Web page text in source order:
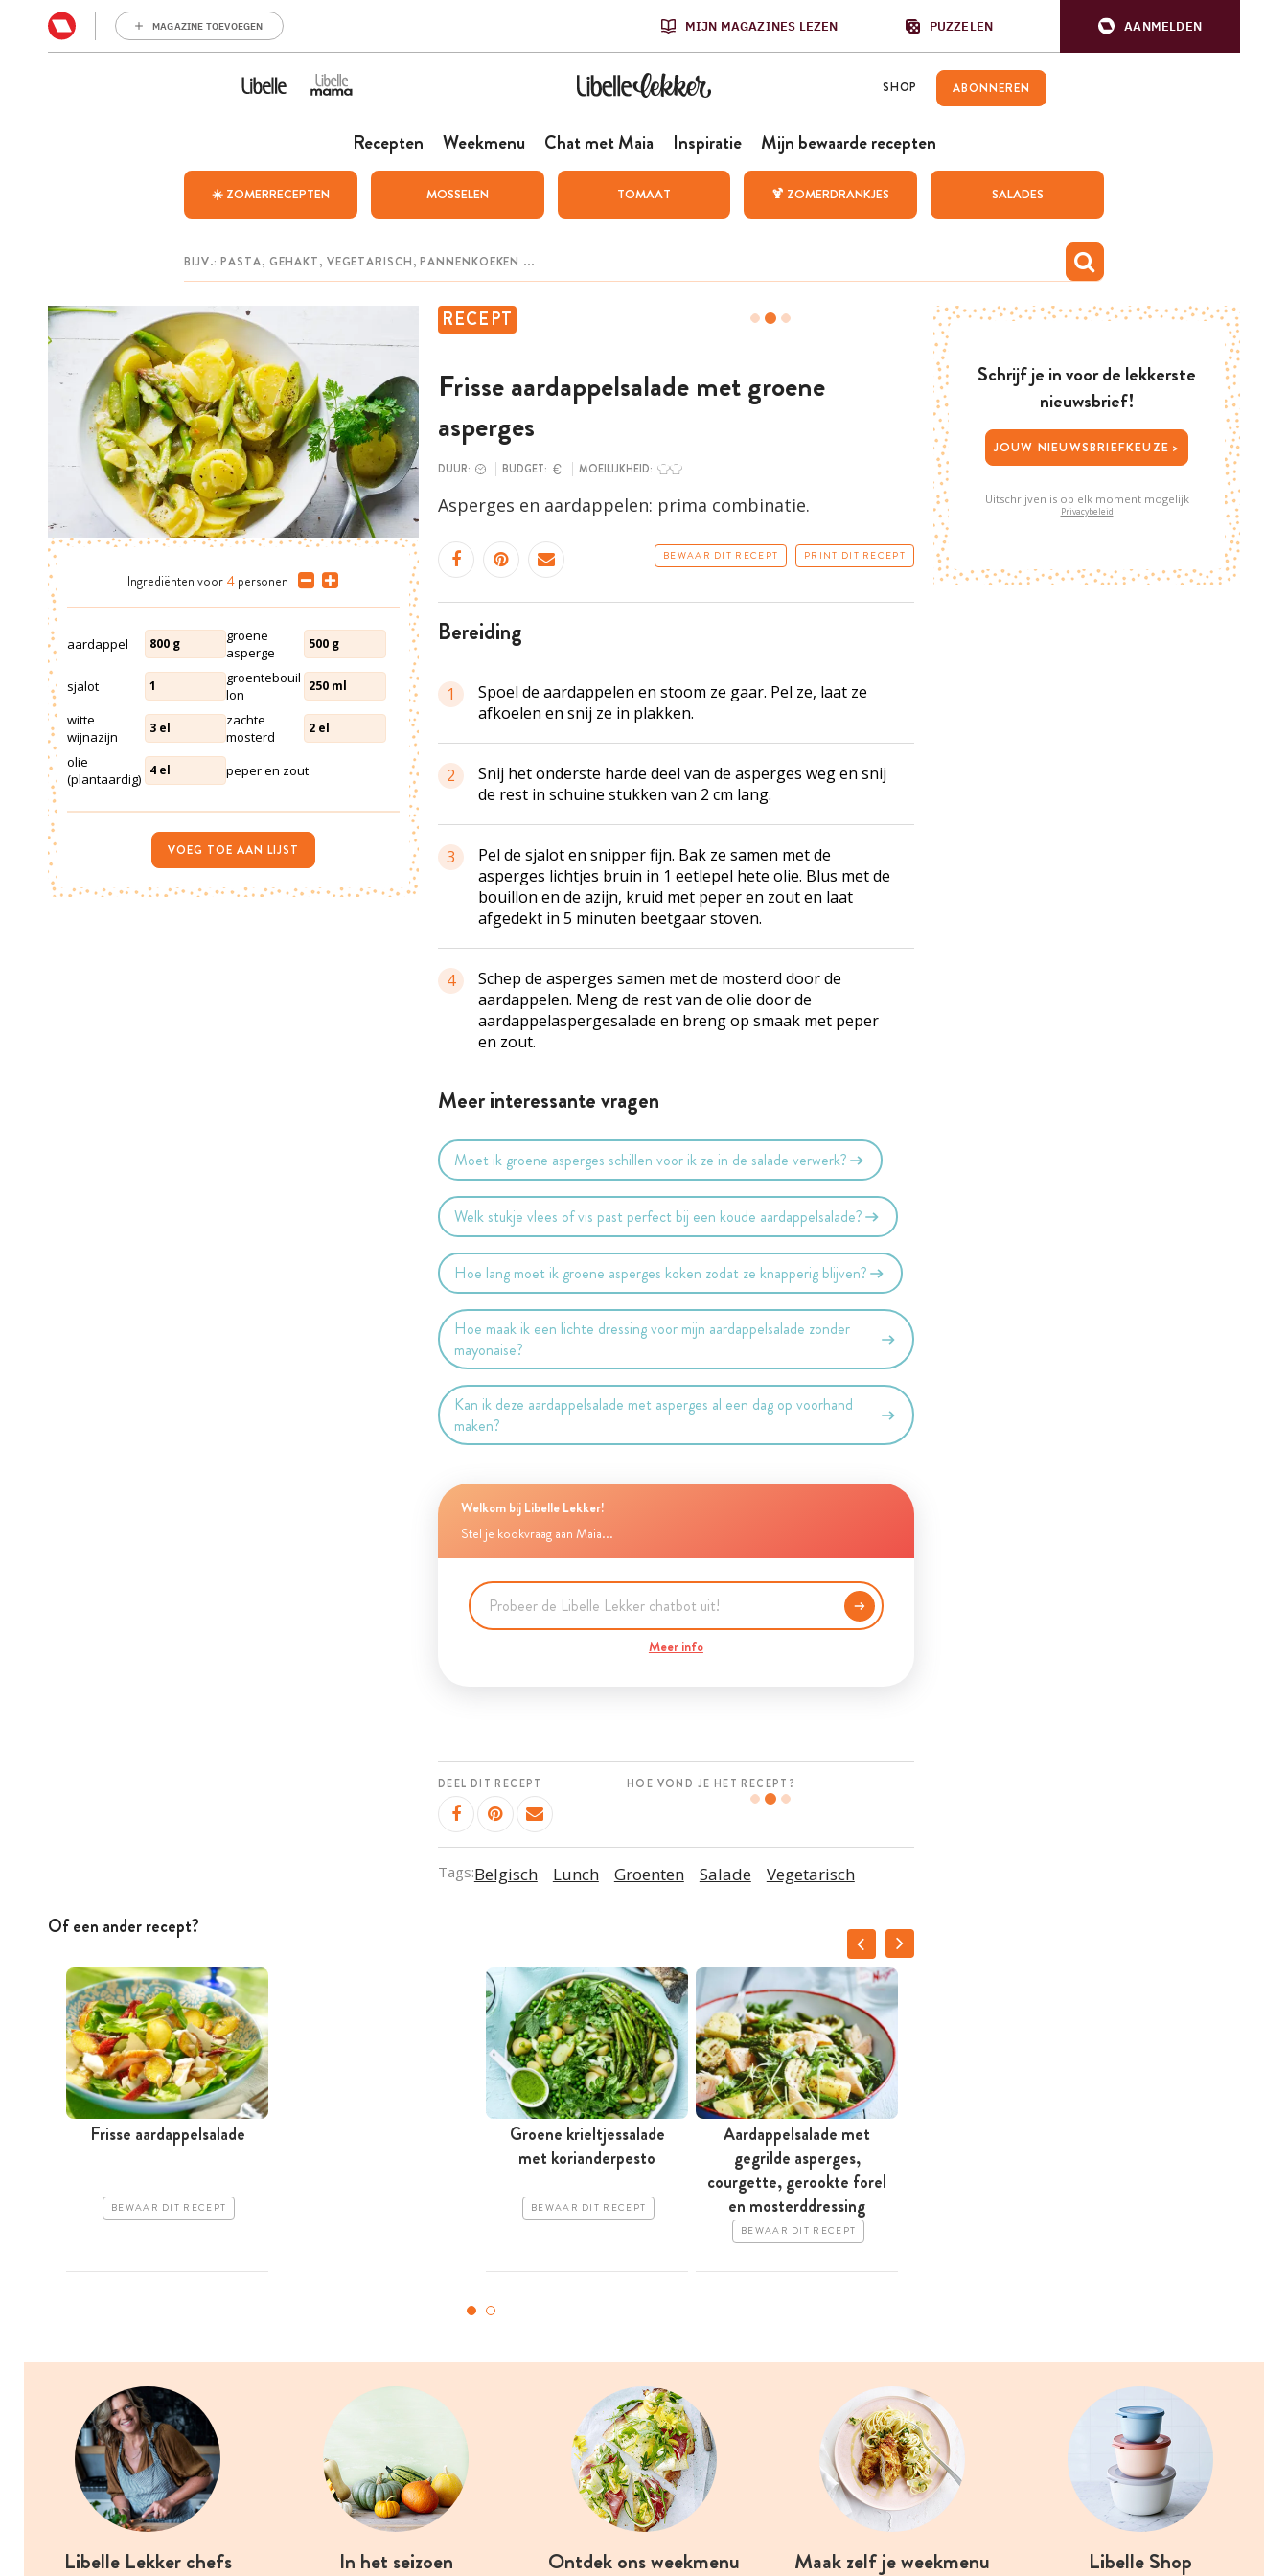
MAGAZINE TOEVOEGEN MIJN MAGAZINES LEZEN PUZZELEN AANMELDEN
SHOP ABONNEREN
Recepten Weekmenu Chat met Maia Inspiratie Mijn bewaarde recepten
☀️ ZOMERRECEPTEN MOSSELEN TOMAAT 🍹 ZOMERDRANKJES SALADES
RECEPT
Frisse aardappelsalade met groene
asperges
DUUR: BUDGET: MOEILIJKHEID:
Asperges en aardappelen: prima combinatie.
BEWAAR DIT RECEPT PRINT DIT RECEPT
bereiding
1
Spoel de aardappelen en stoom ze gaar. Pel ze, laat ze
afkoelen en snij ze in plakken.
2
Snij het onderste harde deel van de asperges weg en snij
de rest in schuine stukken van 2 cm lang.
3
Pel de sjalot en snipper fijn. Bak ze samen met de
asperges lichtjes bruin in 1 eetlepel hete olie. Blus met de
bouillon en de azijn, kruid met peper en zout en laat
afgedekt in 5 minuten beetgaar stoven.
4
Schep de asperges samen met de mosterd door de
aardappelen. Meng de rest van de olie door de
aardappelaspergesalade en breng op smaak met peper
en zout.
Meer interessante vragen
Moet ik groene asperges schillen voor ik ze in de salade verwerk?
Welk stukje vlees of vis past perfect bij een koude aardappelsalade?
Hoe lang moet ik groene asperges koken zodat ze knapperig blijven?
Hoe maak ik een lichte dressing voor mijn aardappelsalade zonder
mayonaise?
Kan ik deze aardappelsalade met asperges al een dag op voorhand
maken?
Welkom bij Libelle Lekker!
Stel je kookvraag aan Maia...
Meer info
DEEL DIT RECEPT HOE VOND JE HET RECEPT?
Tags:Belgisch Lunch Groenten Salade Vegetarisch
Ingrediënten voor 4 personen
aardappel 800 g
groene
asperge
500 g
sjalot 1
groentebouil
lon
250 ml
witte
wijnazijn
3 el
zachte
mosterd
2 el
olie
(plantaardig) 4 el peper en zout
VOEG TOE AAN LIJST
Of een ander recept?
Frisse aardappelsalade
BEWAAR DIT RECEPT
Groene krieltjessalade
met korianderpesto
BEWAAR DIT RECEPT
Aardappelsalade met
gegrilde asperges,
courgette, gerookte forel
en mosterddressing
BEWAAR DIT RECEPT
Schrijf je in voor de lekkerste
nieuwsbrief!
JOUW NIEUWSBRIEFKEUZE >
Uitschrijven is op elk moment mogelijk
Privacybeleid
Libelle Lekker chefs In het seizoen Ontdek ons weekmenu Maak zelf je weekmenu Libelle Shop